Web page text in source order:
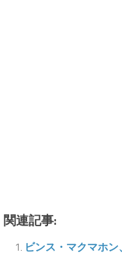
関連記事:
ビンス・マクマホ